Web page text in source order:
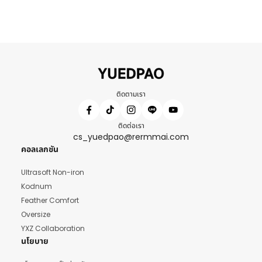
ติดตามเรา
ติดต่อเรา
cs_yuedpao@rermmai.com
คอลเลกชัน
Ultrasoft Non-iron
Kodnum
Feather Comfort
Oversize
YXZ Collaboration
นโยบาย